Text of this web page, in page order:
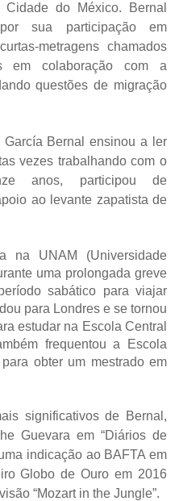
do México. Bernal
sua participação em
metragens chamados
em colaboração com a
questões de migração
Bernal ensinou a ler
vezes trabalhando com o
anos, participou de
ao levante zapatista de
na UNAM (Universidade
uma prolongada greve
sabático para viajar
para Londres e se tornou
estudar na Escola Central
frequentou a Escola
obter um mestrado em
significativos de Bernal,
Guevara em “Diários de
indicação ao BAFTA em
Globo de Ouro em 2016
“Mozart in the Jungle”.